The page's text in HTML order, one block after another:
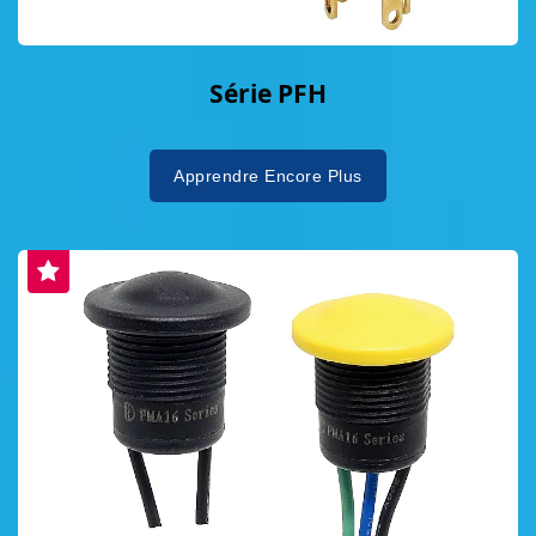
acteur significatif sur le marché mondial des
commutateurs. Mise en œuvre des
engagements ESG, réception du prix de
et de gouvernance (ESG) est profondément
ancré dans sa culture d'entreprise. L'entreprise a
compris ISO 14001, OHSAS 18001 et IECQ/QC
080000, et en 2024, a obtenu la certification ISO
14064, démontrant un engagement concret
envers la gestion des gaz à effet de serre et la
réduction des émissions de carbone. En
établissant des centres de développement
d'outils internes et de traitement de pièces, ils
ont amélioré la flexibilité de production,
raccourci les chaînes d'approvisionnement et
Série PFH
Apprendre Encore Plus